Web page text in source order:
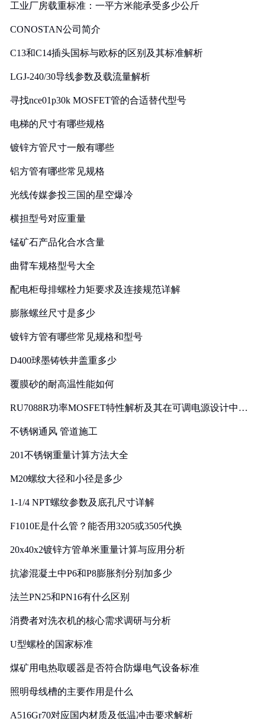
工业厂房载重标准：一平方米能承受多少公斤
CONOSTAN公司简介
C13和C14插头国标与欧标的区别及其标准解析
LGJ-240/30导线参数及载流量解析
寻找nce01p30k MOSFET管的合适替代型号
电梯的尺寸有哪些规格
镀锌方管尺寸一般有哪些
铝方管有哪些常见规格
光线传媒参投三国的星空爆冷
横担型号对应重量
锰矿石产品化合水含量
曲臂车规格型号大全
配电柜母排螺栓力矩要求及连接规范详解
膨胀螺丝尺寸是多少
镀锌方管有哪些常见规格和型号
D400球墨铸铁井盖重多少
覆膜砂的耐高温性能如何
RU7088R功率MOSFET特性解析及其在可调电源设计中的
不锈钢通风 管道施工
201不锈钢重量计算方法大全
M20螺纹大径和小径是多少
1-1/4 NPT螺纹参数及底孔尺寸详解
F1010E是什么管？能否用3205或3505代换
20x40x2镀锌方管单米重量计算与应用分析
抗渗混凝土中P6和P8膨胀剂分别加多少
法兰PN25和PN16有什么区别
消费者对洗衣机的核心需求调研与分析
U型螺栓的国家标准
煤矿用电热取暖器是否符合防爆电气设备标准
照明母线槽的主要作用是什么
A516Gr70对应国内材质及低温冲击要求解析